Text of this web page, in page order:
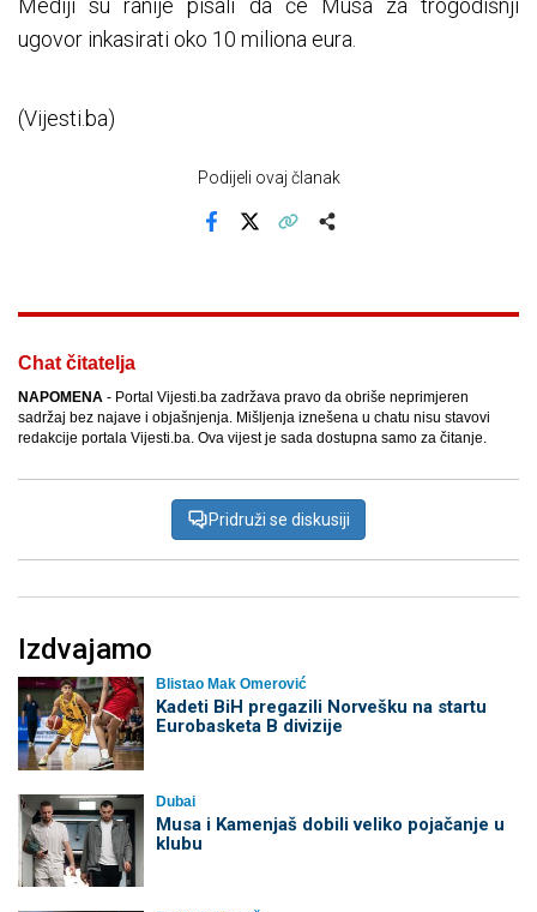
Mediji su ranije pisali da će Musa za trogodišnji
ugovor inkasirati oko 10 miliona eura.
(Vijesti.ba)
Podijeli ovaj članak
Chat čitatelja
NAPOMENA - Portal Vijesti.ba zadržava pravo da obriše neprimjeren
sadržaj bez najave i objašnjenja. Mišljenja iznešena u chatu nisu stavovi
redakcije portala Vijesti.ba. Ova vijest je sada dostupna samo za čitanje.
Pridruži se diskusiji
Izdvajamo
Blistao Mak Omerović
Kadeti BiH pregazili Norvešku na startu
Eurobasketa B divizije
Dubai
Musa i Kamenjaš dobili veliko pojačanje u
klubu